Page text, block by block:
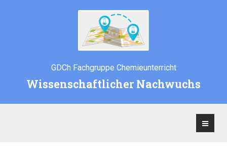
GDCh Fachgruppe Chemieunterricht
Wissenschaftlicher Nachwuchs